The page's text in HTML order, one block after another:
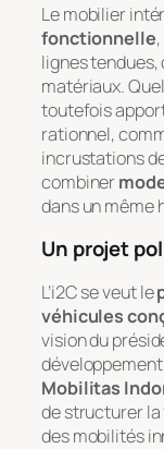
Le mobilier
fonctionnelle
lignes
matériaux.
toutefois
rationnel,
incrustations
combiner
dans un même
Un projet
L’i2C se veut le
véhicules
vision du
Mobilitas
de structurer
des mobilités